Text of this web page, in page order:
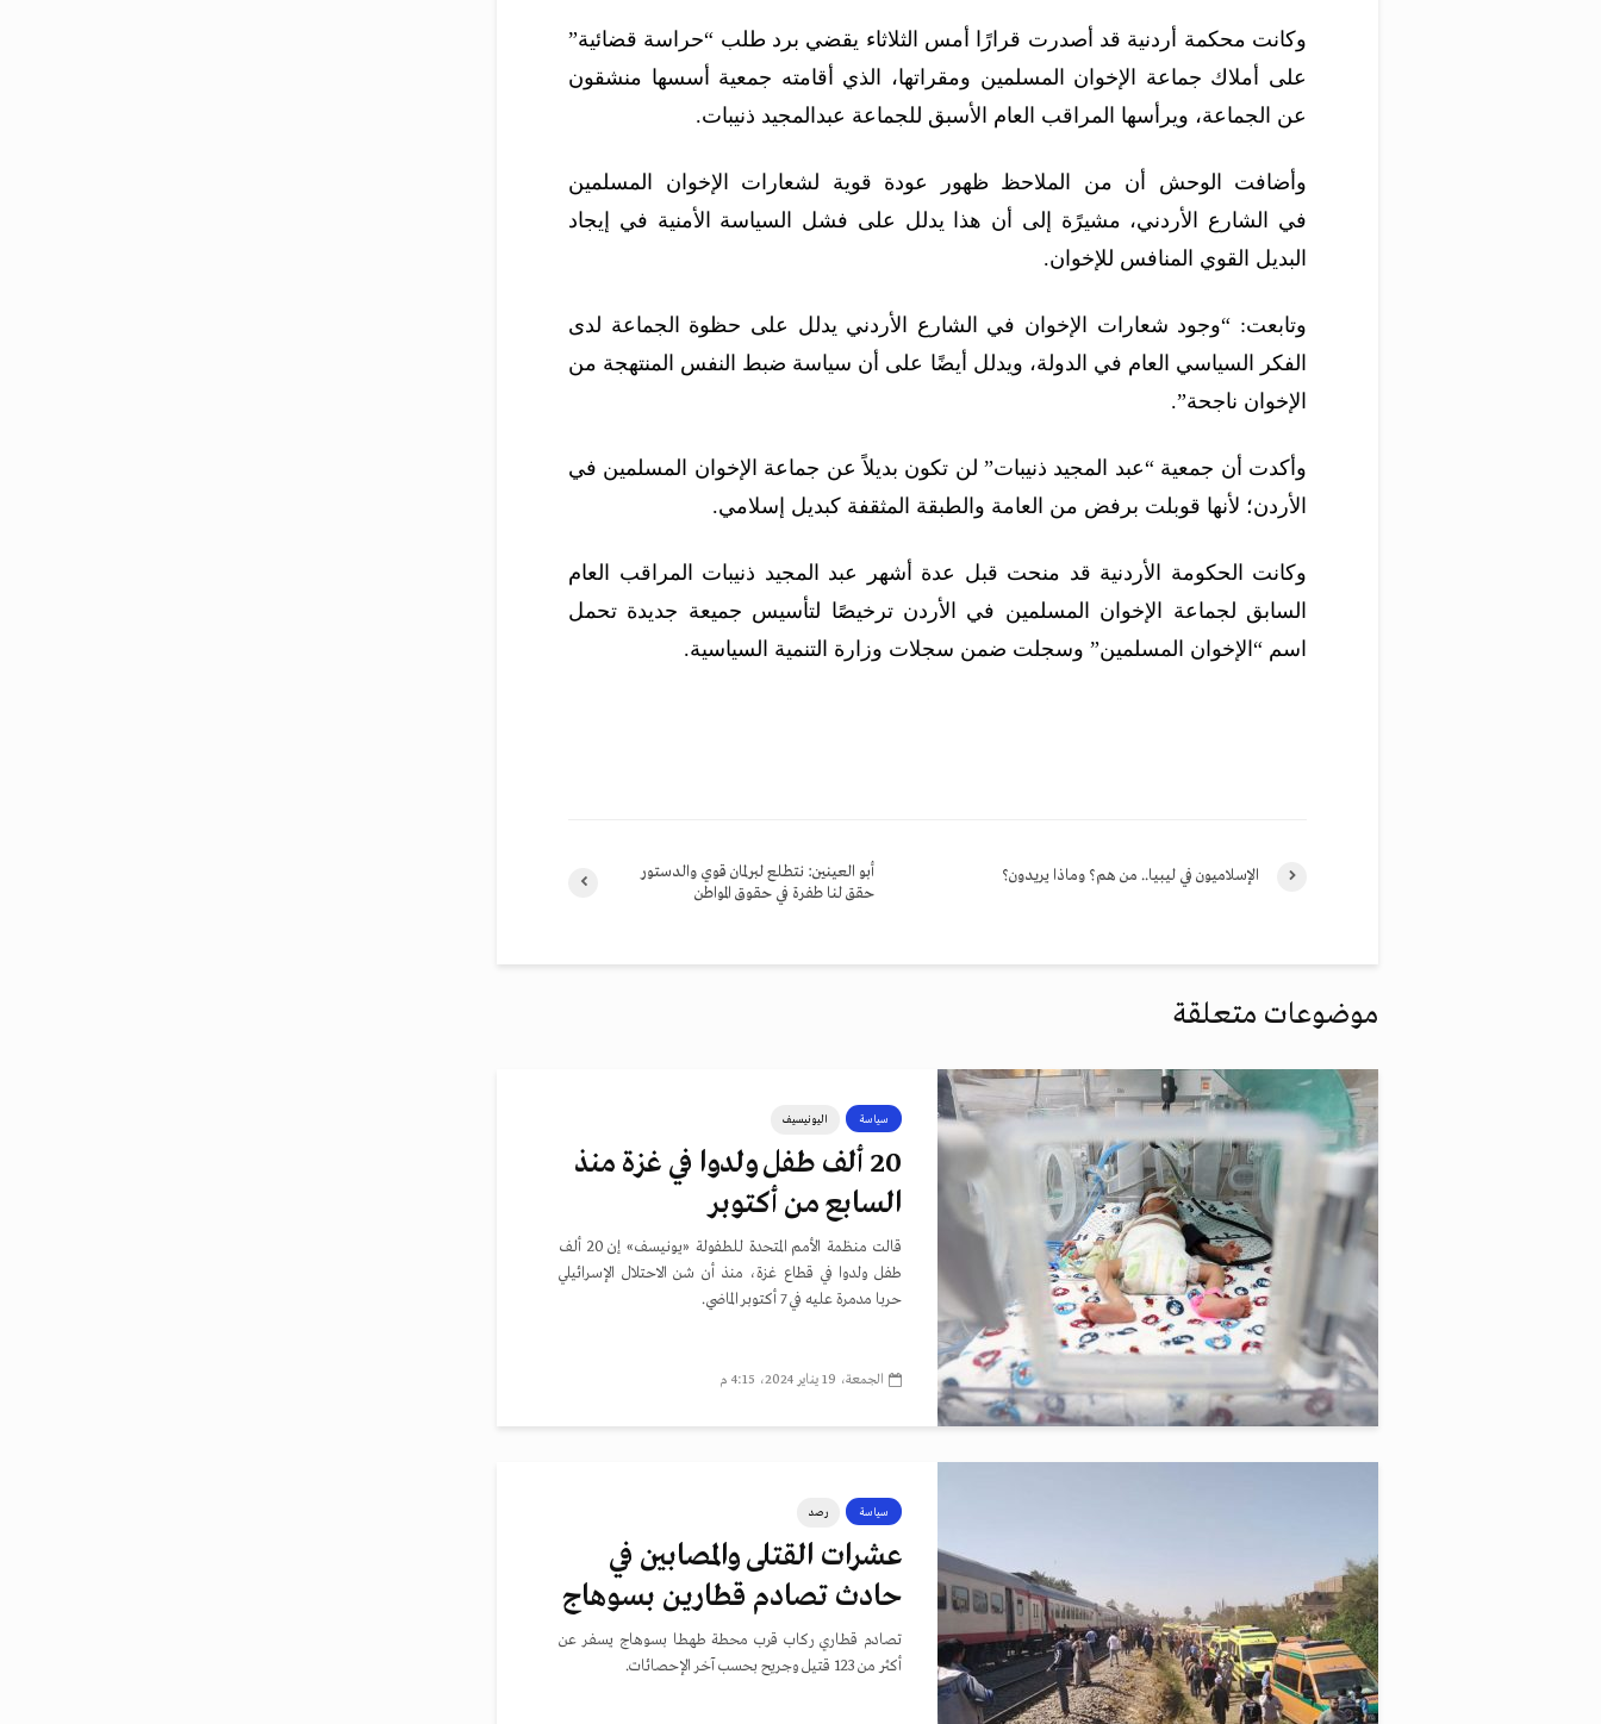
وكانت محكمة أردنية قد أصدرت قرارًا أمس الثلاثاء يقضي برد طلب “حراسة قضائية”
على أملاك جماعة الإخوان المسلمين ومقراتها، الذي أقامته جمعية أسسها منشقون
عن الجماعة، ويرأسها المراقب العام الأسبق للجماعة عبدالمجيد ذنيبات.
وأضافت الوحش أن من الملاحظ ظهور عودة قوية لشعارات الإخوان المسلمين
في الشارع الأردني، مشيرًة إلى أن هذا يدلل على فشل السياسة الأمنية في إيجاد
البديل القوي المنافس للإخوان.
وتابعت: “وجود شعارات الإخوان في الشارع الأردني يدلل على حظوة الجماعة لدى
الفكر السياسي العام في الدولة، ويدلل أيضًا على أن سياسة ضبط النفس المنتهجة من
الإخوان ناجحة”.
وأكدت أن جمعية “عبد المجيد ذنيبات” لن تكون بديلاً عن جماعة الإخوان المسلمين في
الأردن؛ لأنها قوبلت برفض من العامة والطبقة المثقفة كبديل إسلامي.
وكانت الحكومة الأردنية قد منحت قبل عدة أشهر عبد المجيد ذنيبات المراقب العام
السابق لجماعة الإخوان المسلمين في الأردن ترخيصًا لتأسيس جميعة جديدة تحمل
اسم “الإخوان المسلمين” وسجلت ضمن سجلات وزارة التنمية السياسية.
أبو العينين: نتطلع لبرلمان قوي والدستور
حقق لنا طفرة في حقوق المواطن
الإسلاميون في ليبيا.. من هم؟ وماذا يريدون؟
موضوعات متعلقة
سياسة اليونيسيف
20 ألف طفل ولدوا في غزة منذ
السابع من أكتوبر
قالت منظمة الأمم المتحدة للطفولة «يونيسف» إن 20 ألف
طفل ولدوا في قطاع غزة، منذ أن شن الاحتلال الإسرائيلي
حربا مدمرة عليه في 7 أكتوبر الماضي.
الجمعة، 19 يناير 2024، 4:15 م
سياسة رصد
عشرات القتلى والمصابين في
حادث تصادم قطارين بسوهاج
تصادم قطاري ركاب قرب محطة طهطا بسوهاج يسفر عن
أكثر من 123 قتيل وجريح بحسب آخر الإحصائات.